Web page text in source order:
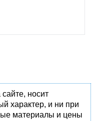
носит
характер, и ни при
материалы и цены